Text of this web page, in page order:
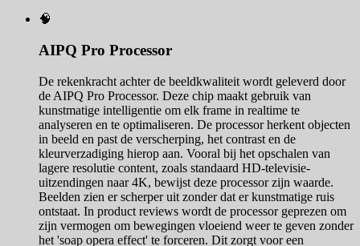
🧠
AIPQ Pro Processor
De rekenkracht achter de beeldkwaliteit wordt geleverd door
de AIPQ Pro Processor. Deze chip maakt gebruik van
kunstmatige intelligentie om elk frame in realtime te
analyseren en te optimaliseren. De processor herkent objecten
in beeld en past de verscherping, het contrast en de
kleurverzadiging hierop aan. Vooral bij het opschalen van
lagere resolutie content, zoals standaard HD-televisie-
uitzendingen naar 4K, bewijst deze processor zijn waarde.
Beelden zien er scherper uit zonder dat er kunstmatige ruis
ontstaat. In product reviews wordt de processor geprezen om
zijn vermogen om bewegingen vloeiend weer te geven zonder
het 'soap opera effect' te forceren. Dit zorgt voor een